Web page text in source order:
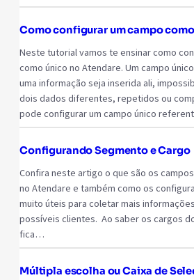
Como configurar um campo
Neste tutorial vamos te ensinar como
como único no Atendare. Um campo
uma informação seja inserida ali,
dois dados diferentes, repetidos ou
pode configurar um campo único
Configurando Segmento e Cargo
Confira neste artigo o que são os
no Atendare e também como os
muito úteis para coletar mais
possíveis clientes. Ao saber os cargos
fica…
Múltipla escolha ou Caixa de